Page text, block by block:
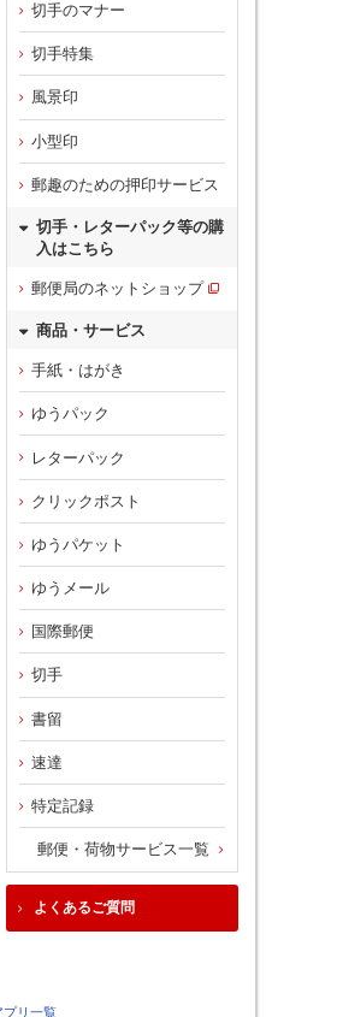
切手のマナー
切手特集
風景印
小型印
郵趣のための押印サービス
切手・レターパック等の購
入はこちら
郵便局のネットショップ
商品・サービス
手紙・はがき
ゆうパック
レターパック
クリックポスト
ゆうパケット
ゆうメール
国際郵便
切手
書留
速達
特定記録
郵便・荷物サービス一覧
よくあるご質問
プリ一覧